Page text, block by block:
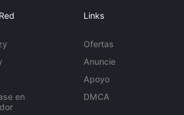
en
Links
Ofertas
Anuncie
Apoyo
DMCA